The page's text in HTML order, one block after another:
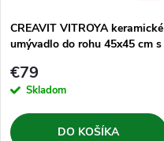
CREAVIT VITROYA keramické
umývadlo do rohu 45x45 cm s
€79
Skladom
DO KOŠÍKA